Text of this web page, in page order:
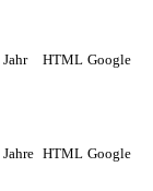
Jahr HTML Google
Jahre HTML Google